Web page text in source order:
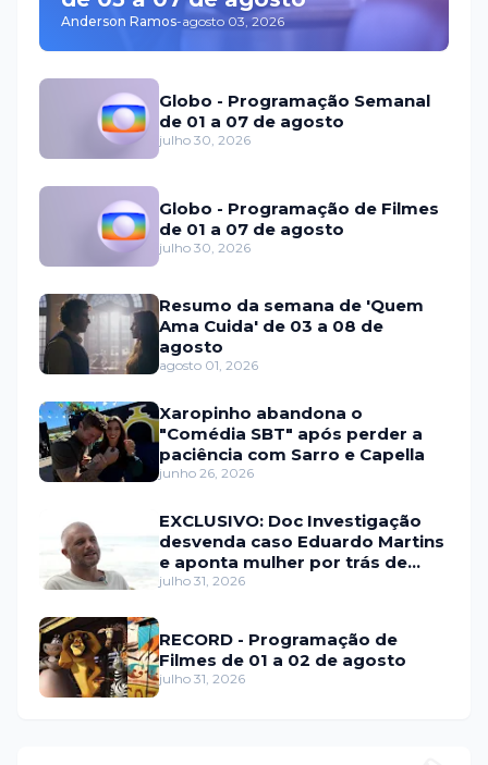
Anderson Ramos-agosto 03, 2026
Globo - Programação Semanal
de 01 a 07 de agosto
julho 30, 2026
Globo - Programação de Filmes
de 01 a 07 de agosto
julho 30, 2026
Resumo da semana de 'Quem
Ama Cuida' de 03 a 08 de
agosto
agosto 01, 2026
Xaropinho abandona o
"Comédia SBT" após perder a
paciência com Sarro e Capella
junho 26, 2026
EXCLUSIVO: Doc Investigação
desvenda caso Eduardo Martins
e aponta mulher por trás de
fraude internacional
julho 31, 2026
RECORD - Programação de
Filmes de 01 a 02 de agosto
julho 31, 2026